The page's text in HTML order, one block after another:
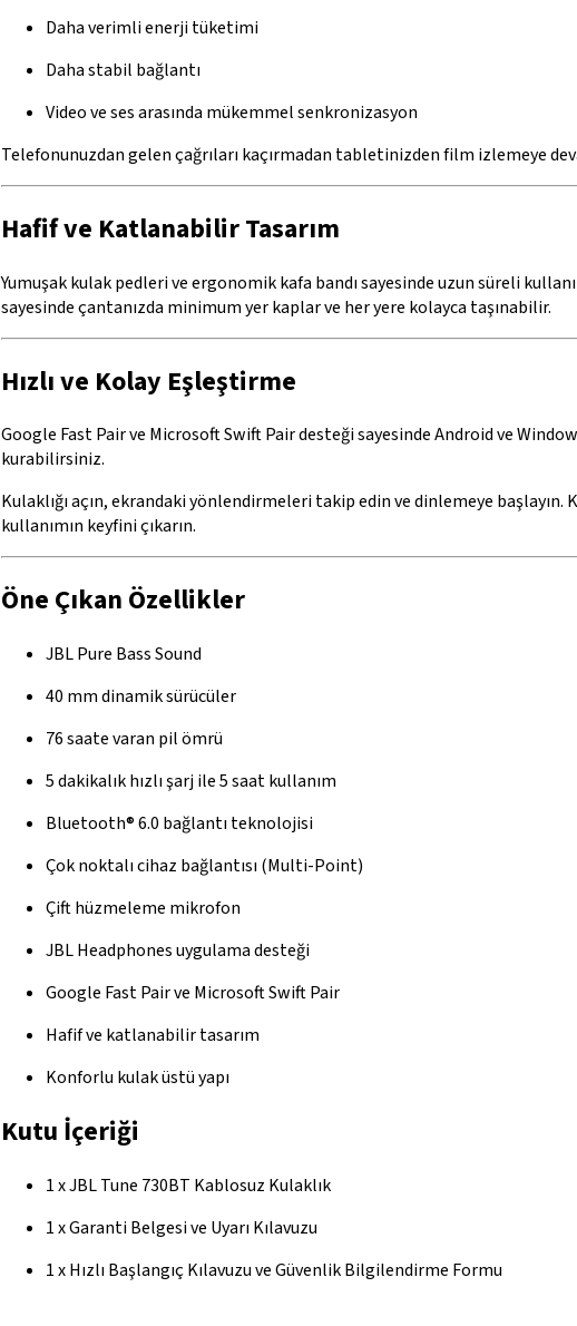
Daha verimli enerji tüketimi
Daha stabil bağlantı
Video ve ses arasında mükemmel senkronizasyon
Telefonunuzdan gelen çağrıları kaçırmadan tabletinizden film izlemeye
Hafif ve Katlanabilir Tasarım
Yumuşak kulak pedleri ve ergonomik kafa bandı sayesinde uzun süreli
sayesinde çantanızda minimum yer kaplar ve her yere kolayca taşınabilir.
Hızlı ve Kolay Eşleştirme
Google Fast Pair ve Microsoft Swift Pair desteği sayesinde Android ve
kurabilirsiniz.
Kulaklığı açın, ekrandaki yönlendirmeleri takip edin ve dinlemeye başlayın.
kullanımın keyfini çıkarın.
Öne Çıkan Özellikler
JBL Pure Bass Sound
40 mm dinamik sürücüler
76 saate varan pil ömrü
5 dakikalık hızlı şarj ile 5 saat kullanım
Bluetooth® 6.0 bağlantı teknolojisi
Çok noktalı cihaz bağlantısı (Multi-Point)
Çift hüzmeleme mikrofon
JBL Headphones uygulama desteği
Google Fast Pair ve Microsoft Swift Pair
Hafif ve katlanabilir tasarım
Konforlu kulak üstü yapı
Kutu İçeriği
1 x JBL Tune 730BT Kablosuz Kulaklık
1 x Garanti Belgesi ve Uyarı Kılavuzu
1 x Hızlı Başlangıç Kılavuzu ve Güvenlik Bilgilendirme Formu